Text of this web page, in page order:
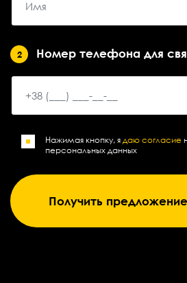
2 Номер телефона для
Нажимая кнопку, я даю согласие
персональных данных